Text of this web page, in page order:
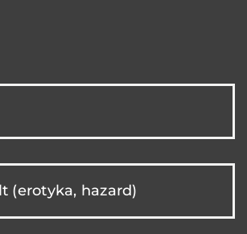
(erotyka, hazard)